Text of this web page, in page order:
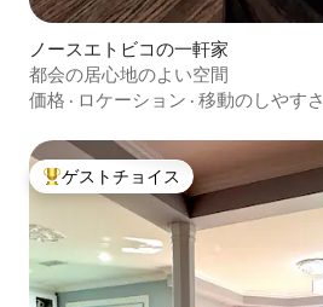
ノースエトビコの一軒家
都会の居心地のよい空間
価格 · ロケーション · 移動のしやすさ
大好評のゲストチョイスです。
ゲストチョイス